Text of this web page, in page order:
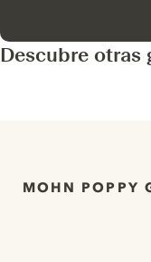
Descubre otras
MOHN POPPY